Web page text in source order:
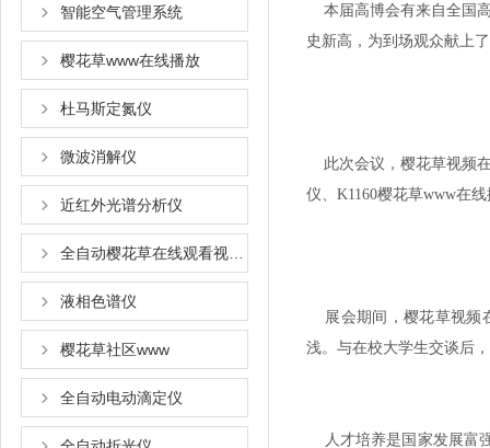
智能空气管理系统
樱花草www在线播放
杜马斯定氮仪
微波消解仪
近红外光谱分析仪
液相色谱仪
樱花草社区www
全自动电动滴定仪
本届高博会有来自全国高等
史新高，为到场观众献上了
此次会议，樱花草视频
仪、K1160樱花草www在
展会期间，樱花草视
浅。与在校大学生交谈后
人才培养是国家发展富强的